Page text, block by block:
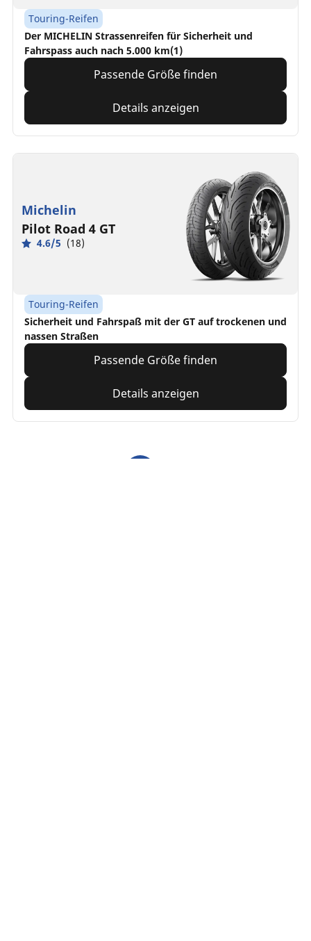
Touring-Reifen
Der MICHELIN Strassenreifen für Sicherheit und
Fahrspass auch nach 5.000 km(1)
Passende Größe finden
Details anzeigen
Michelin
Pilot Road 4 GT
4.6/5 (18)
Touring-Reifen
Sicherheit und Fahrspaß mit der GT auf trockenen und
nassen Straßen
Passende Größe finden
Details anzeigen